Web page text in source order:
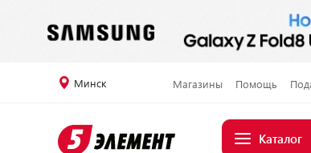
Минск Магазины Помощь
Каталог